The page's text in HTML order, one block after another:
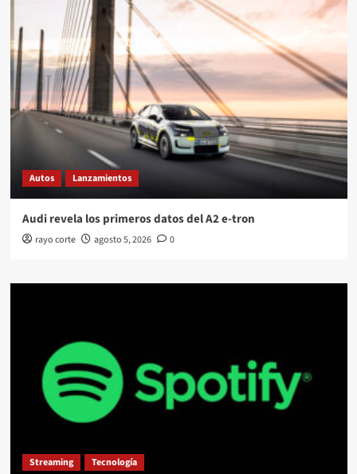
Autos Lanzamientos
Audi revela los primeros datos del A2 e-tron
rayo corte agosto 5, 2026 0
Streaming Tecnología